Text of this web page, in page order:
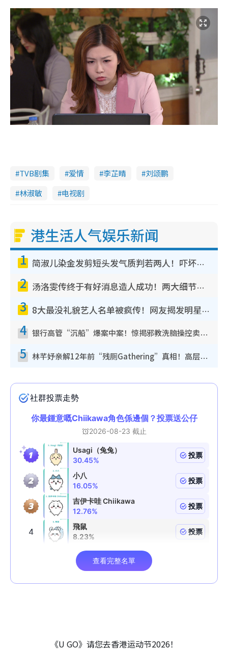
TVB剧集 爱情 李芷晴
刘颂鹏
林淑敏
电视剧
港生活人气娱乐新闻
1 简淑儿染金发剪短头发气质判若两人！吓坏老公麦大力都认不出：“你做什么？”
2 汤洛雯传终于有好消息造人成功！两大细节曝孕味极浓引猜测：大肚婆先会咁！
3 8大最没礼貌艺人名单被疯传！网友揭发明星真面目，一致数落这一位是无品天花板？
4 银行高管“沉船”爆案中案！惊揭邪教洗脑操控卖淫被吞600万，幕后黑手讲多错多
5 林芊妤亲解12年前“残厕Gathering”真相！高层解约一句话重创尊严，至今拒返TVB
《U GO》请您去香港运动节2026！